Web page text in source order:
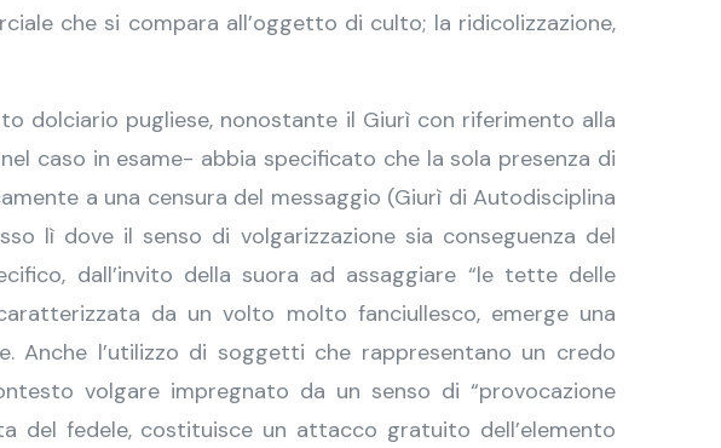
che si compara all’oggetto di culto; la ridicolizzazione,
dolciario pugliese, nonostante il Giurì con riferimento alla
caso in esame- abbia specificato che la sola presenza di
a una censura del messaggio (Giurì di Autodisciplina
lì dove il senso di volgarizzazione sia conseguenza del
dall’invito della suora ad assaggiare “le tette delle
da un volto molto fanciullesco, emerge una
Anche l’utilizzo di soggetti che rappresentano un credo
volgare impregnato da un senso di “provocazione
fedele, costituisce un attacco gratuito dell’elemento